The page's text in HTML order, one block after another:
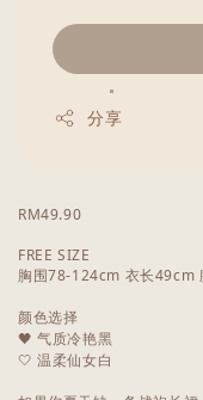
分享
RM49.90
FREE SIZE
胸围78-124cm 衣长49cm
颜色选择
🖤 气质冷艳黑
🤍 温柔仙女白